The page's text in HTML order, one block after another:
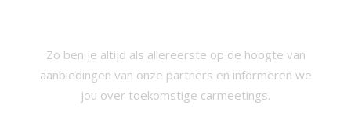
Zo ben je altijd als allereerste op de hoogte van
aanbiedingen van onze partners en informeren we
jou over toekomstige carmeetings.